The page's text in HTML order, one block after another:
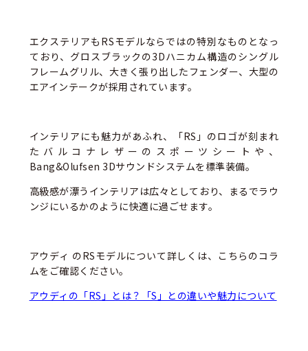
エクステリアもRSモデルならではの特別なものとなっ
ており、グロスブラックの3Dハニカム構造のシングル
フレームグリル、大きく張り出したフェンダー、大型の
エアインテークが採用されています。
インテリアにも魅力があふれ、「RS」のロゴが刻まれ
たバルコナレザーのスポーツシートや、
Bang&Olufsen 3Dサウンドシステムを標準装備。
高級感が漂うインテリアは広々としており、まるでラウ
ンジにいるかのように快適に過ごせます。
アウディ のRSモデルについて詳しくは、こちらのコラ
ムをご確認ください。
アウディの「RS」とは？「S」との違いや魅力について